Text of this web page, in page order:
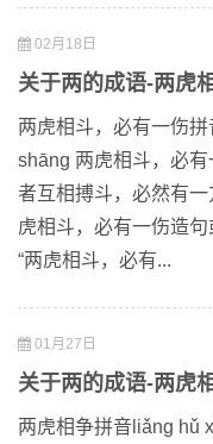
02月18日
关于两的成语-两虎
两虎相斗，必有一伤
shāng 两虎相斗，必
者互相搏斗，必然有
虎相斗，必有一伤造句
“两虎相斗，必有...
01月27日
关于两的成语-两虎
两虎相争拼音liǎng hǔ